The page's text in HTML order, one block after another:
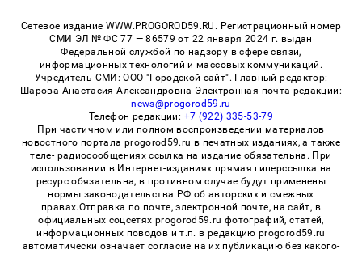
Сетевое издание WWW.PROGOROD59.RU. Регистрационный номер
СМИ ЭЛ № ФС 77 — 86579 от 22 января 2024 г. выдан
Федеральной службой по надзору в сфере связи,
информационных технологий и массовых коммуникаций.
Учредитель СМИ: ООО "Городской сайт". Главный редактор:
Шарова Анастасия Александровна Электронная почта редакции:
news@progorod59.ru
Телефон редакции: +7 (922) 335-53-79
При частичном или полном воспроизведении материалов
новостного портала progorod59.ru в печатных изданиях, а также
теле- радиосообщениях ссылка на издание обязательна. При
использовании в Интернет-изданиях прямая гиперссылка на
ресурс обязательна, в противном случае будут применены
нормы законодательства РФ об авторских и смежных
правах.Отправка по почте, электронной почте, на сайт, в
официальных соцсетях progorod59.ru фотографий, статей,
информационных поводов и т.п. в редакцию progorod59.ru
автоматически означает согласие на их публикацию без какого-